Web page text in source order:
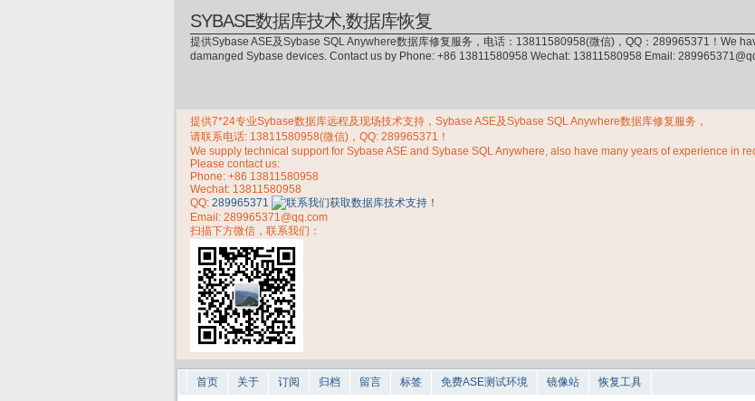
SYBASE数据库技术,数据库恢复
提供Sybase ASE及Sybase SQL Anywhere数据库修复服务，电话：13811580958(微信)，QQ：289965371！We
damanged Sybase devices. Contact us by Phone: +86 13811580958 Wechat: 13811580958 Email:
提供7*24专业Sybase数据库远程及现场技术支持，Sybase ASE及Sybase SQL Anywhere数据库修复服务，
请联系电话: 13811580958(微信)，QQ: 289965371！
We supply technical support for Sybase ASE and Sybase SQL Anywhere, also have many years of experience in
Please contact us:
Phone: +86 13811580958
Wechat: 13811580958
QQ: 289965371
Email: 289965371@qq.com
扫描下方微信，联系我们：
首页 关于 订阅 归档 留言 标签 免费ASE测试环境 镜像站 恢复工具